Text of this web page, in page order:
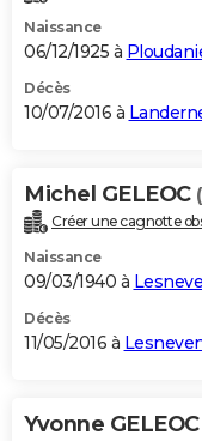
Naissance
06/12/1925 à
Décès
10/07/2016 à
Michel GELEOC
Créer une cagnotte
Naissance
09/03/1940 à
Décès
11/05/2016 à
Yvonne GELEOC